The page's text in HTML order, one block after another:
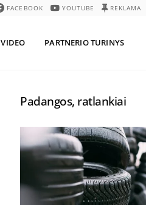
FACEBOOK YOUTUBE REKLAMA
VIDEO PARTNERIO TURINYS
Padangos, ratlankiai